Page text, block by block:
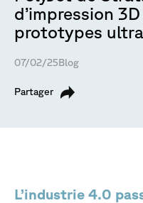
d’impression
prototypes
07/02/25Blog
Partager
L’industrie 4.0